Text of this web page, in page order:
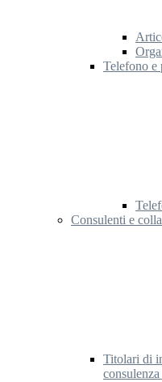
Telefono e
Consulenti e
Titolari di
consulenza